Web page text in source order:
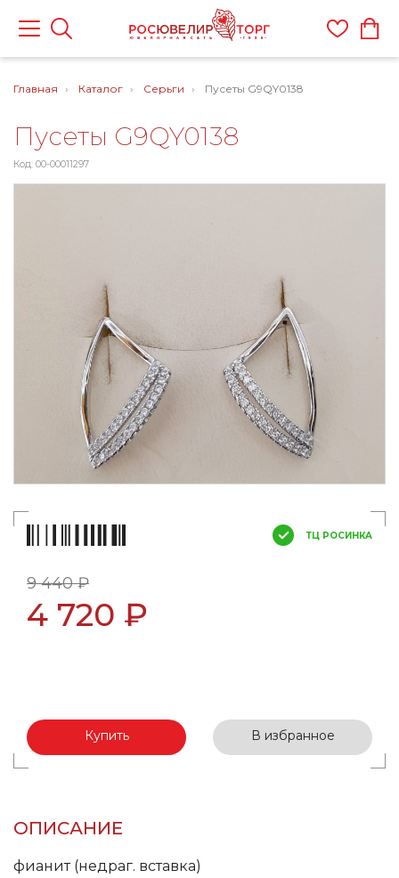
Главная Каталог Серьги Пусеты G9QY0138
Пусеты G9QY0138
Код: 00-00011297
ТЦ РОСИНКА
9 440 ₽
4 720 ₽
Купить В избранное
ОПИСАНИЕ
фианит (недраг. вставка)